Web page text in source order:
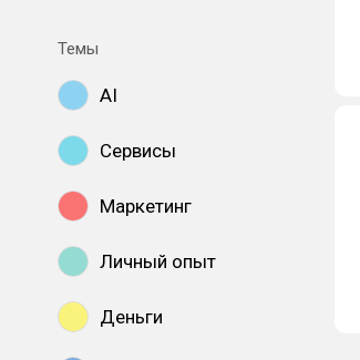
Темы
AI
Сервисы
Маркетинг
Личный опыт
Деньги